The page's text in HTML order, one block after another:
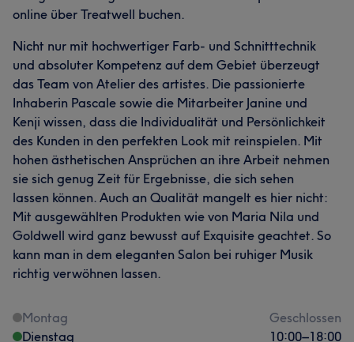
online über Treatwell buchen.
Nicht nur mit hochwertiger Farb- und Schnitttechnik
und absoluter Kompetenz auf dem Gebiet überzeugt
das Team von Atelier des artistes. Die passionierte
Inhaberin Pascale sowie die Mitarbeiter Janine und
Kenji wissen, dass die Individualität und Persönlichkeit
des Kunden in den perfekten Look mit reinspielen. Mit
hohen ästhetischen Ansprüchen an ihre Arbeit nehmen
sie sich genug Zeit für Ergebnisse, die sich sehen
lassen können. Auch an Qualität mangelt es hier nicht:
Mit ausgewählten Produkten wie von Maria Nila und
Goldwell wird ganz bewusst auf Exquisite geachtet. So
kann man in dem eleganten Salon bei ruhiger Musik
richtig verwöhnen lassen.
Montag
Geschlossen
Dienstag
10:00–18:00